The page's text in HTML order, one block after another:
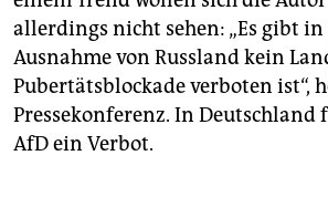
allerdings nicht sehen: „Es gibt
Ausnahme von Russland kein
Pubertätsblockade verboten ist“,
Pressekonferenz. In
AfD ein Verbot.